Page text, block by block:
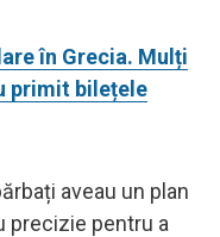
în Grecia. Mulți
primit bilețele
aveau un plan
precizie pentru a